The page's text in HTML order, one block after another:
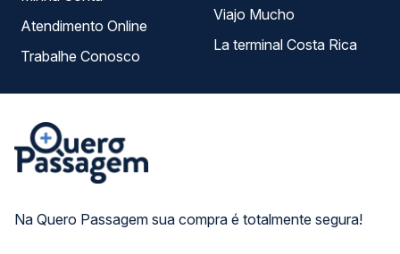
Na Quero Passagem sua compra é totalmente segura!
Atendimento Online
Trabalhe Conosco
Viajo Mucho
La terminal Costa Rica